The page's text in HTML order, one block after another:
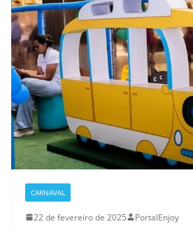
CARNAVAL
22 de fevereiro de 2025 PortalEnjoy